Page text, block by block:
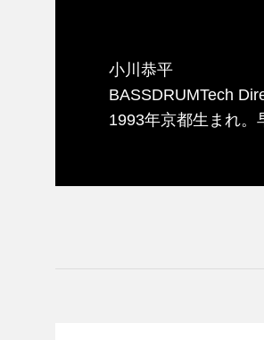
小川恭平
BASSDRUMTech
1993年京都生まれ。